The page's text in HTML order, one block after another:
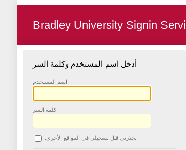
Bradley University Signin
أدخل اسم المستخدم وكلمة السر
اسم المستخدم
كلمة السر
تحذرني قبل تسجيلي في المواقع الأخرى.